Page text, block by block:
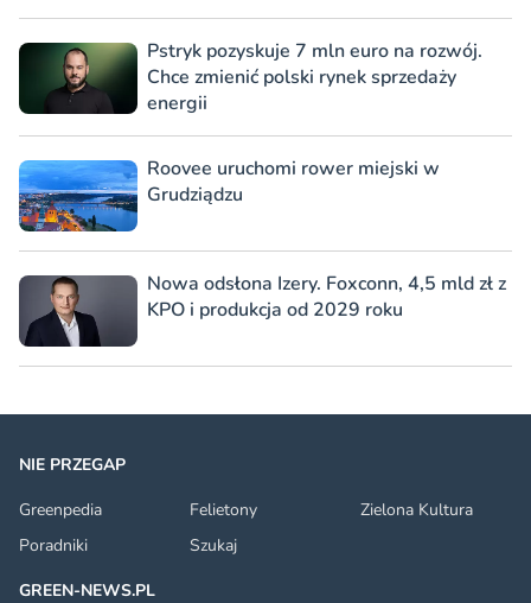
Pstryk pozyskuje 7 mln euro na rozwój.
Chce zmienić polski rynek sprzedaży
energii
Roovee uruchomi rower miejski w
Grudziądzu
Nowa odsłona Izery. Foxconn, 4,5 mld zł z
KPO i produkcja od 2029 roku
NIE PRZEGAP
Greenpedia
Felietony
Zielona Kultura
Poradniki
Szukaj
GREEN-NEWS.PL